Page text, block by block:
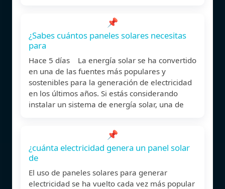
📌
¿Sabes cuántos paneles solares necesitas
para
Hace 5 días La energía solar se ha convertido
en una de las fuentes más populares y
sostenibles para la generación de electricidad
en los últimos años. Si estás considerando
instalar un sistema de energía solar, una de
📌
¿cuánta electricidad genera un panel solar
de
El uso de paneles solares para generar
electricidad se ha vuelto cada vez más popular